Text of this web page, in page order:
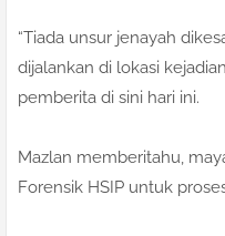
“Tiada unsur jenayah
dijalankan di lokasi
pemberita di sini hari ini.
Mazlan memberitahu,
Forensik HSIP untuk